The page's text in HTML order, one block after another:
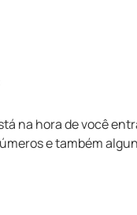
na hora de você
e também